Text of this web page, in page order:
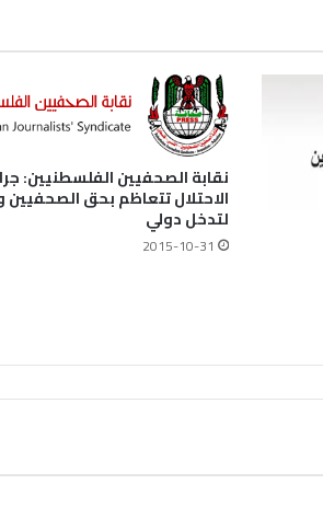
نقابة الصحفيين الفلسطنيين:
الاحتلال تتعاظم بحق الصحفيين
لتدخل دولي
2015-10-31